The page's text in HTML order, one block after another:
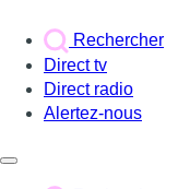
Rechercher
Direct tv
Direct radio
Alertez-nous